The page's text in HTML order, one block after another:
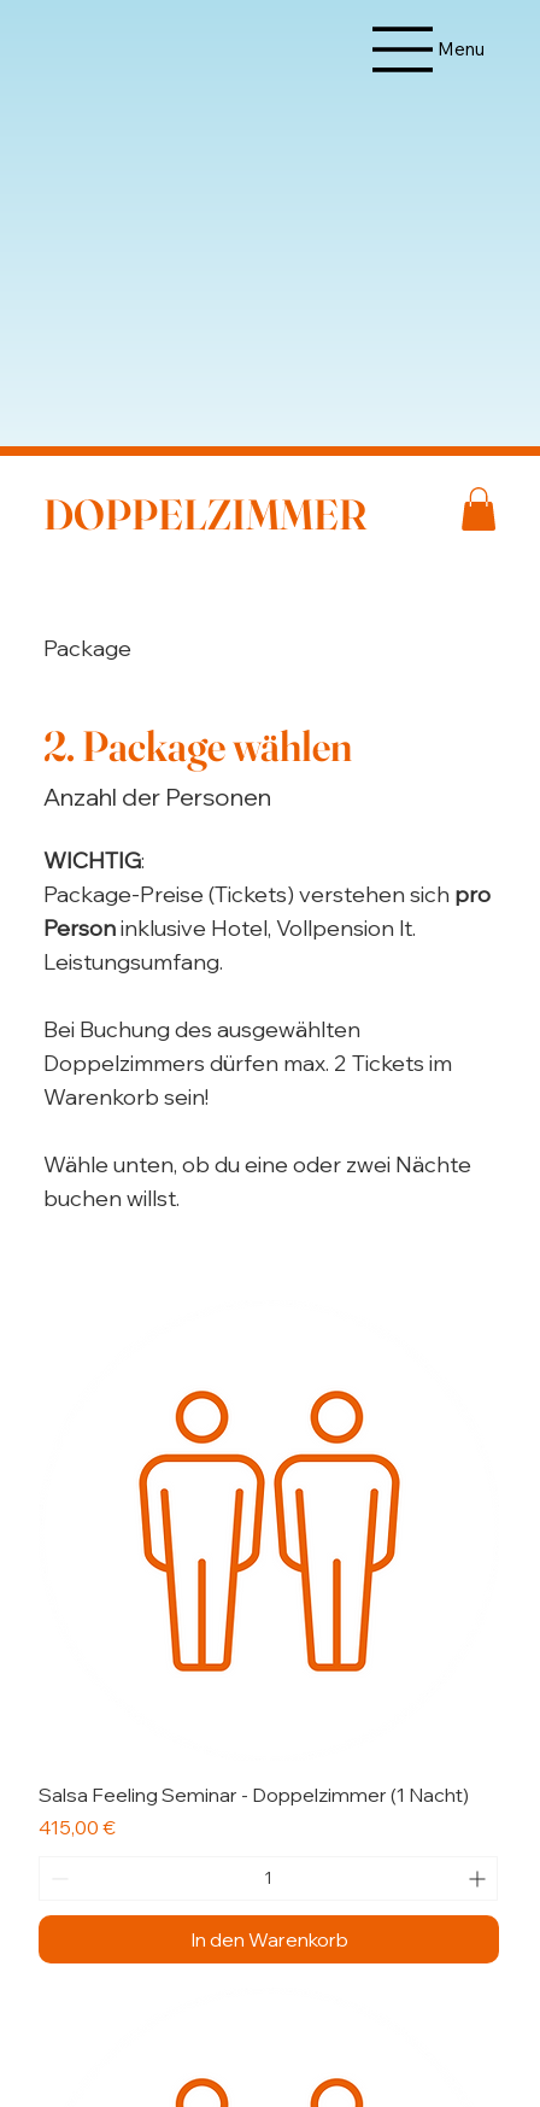
Menu
Package
DOPPELZIMMER
2. Package wählen
Anzahl der Personen
WICHTIG:
Package-Preise (Tickets) verstehen sich pro
Personinklusive Hotel, Vollpension lt.
Leistungsumfang.
Bei Buchung des ausgewählten
Doppelzimmers dürfen max. 2 Tickets im
Warenkorb sein!
Wähle unten, ob du eine oder zwei Nächte
buchen willst.​
Salsa Feeling Seminar - Doppelzimmer (1 Nacht)
Preis
415,00 €
In den Warenkorb